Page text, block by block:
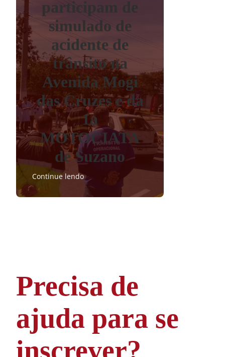
participam de
simulado de
acidente de
trânsito na
Avenida Mogi
das Cruzes e da
1a
MOTOCIATA
de Suzano
Continue lendo
Precisa de
ajuda para se
inscrever?